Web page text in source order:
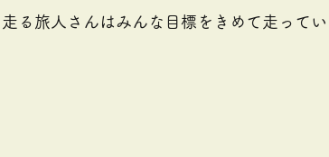
る旅人さんはみんな目標をきめて走って